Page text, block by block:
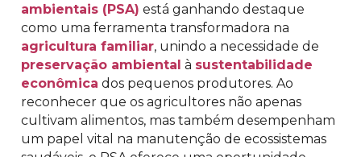
ambientais (PSA) está ganhando destaque
como uma ferramenta transformadora na
agricultura familiar, unindo a necessidade de
preservação ambiental à sustentabilidade
econômica dos pequenos produtores. Ao
reconhecer que os agricultores não apenas
cultivam alimentos, mas também desempenham
um papel vital na manutenção de ecossistemas